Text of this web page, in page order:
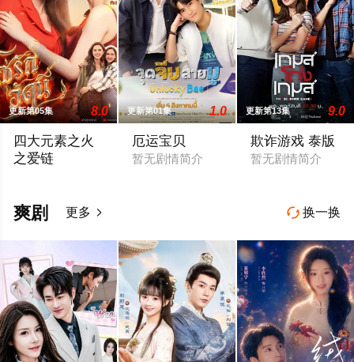
更新第05集 8.0
四大元素之火
之爱链
更新第01集 1.0
厄运宝贝
暂无剧情简介
更新第13集 9.0
欺诈游戏 泰版
暂无剧情简介
 换一换
爽剧 更多 